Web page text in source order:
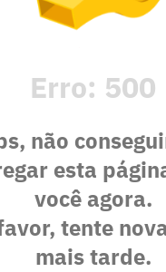
Erro: 500
não
esta
você agora.
tente
mais tarde.